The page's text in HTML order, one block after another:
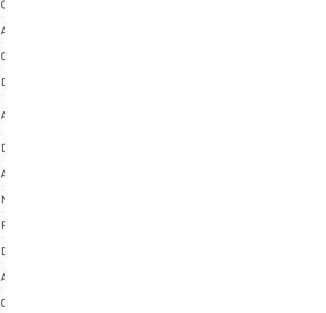
Chip Ganassi Racing Teams
Arrow Schmidt Peterson Motorsports
Carlin
Dreyer and Reinbold Racing
Andretti Autosport
Dale Coyne Racing
AJ Foyt Enterprises
Meyer Shank Racing with Arrow SPM
Rahal Letterman Lanigan Racing
DragonSpeed
Andretti Autosport
Chip Ganassi Racing Teams